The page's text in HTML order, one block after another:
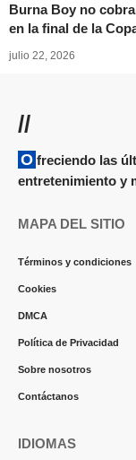
Burna Boy no
en la final de la
julio 22, 2026
//
Ofreciendo las últimas actualizaciones y noticias sobre
entretenimiento y
MAPA DEL SITIO
Términos y condiciones
Cookies
DMCA
Política de Privacidad
Sobre nosotros
Contáctanos
IDIOMAS